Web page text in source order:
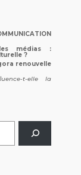
médias :
?
renouvelle
t-elle la